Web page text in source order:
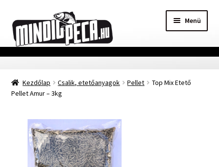
a
navigációhoz
a
tartalomba
Menü
Főoldal
Adatvédelmi nyilatkozat
Szállítási Információ
Kapcsolat
Kezdőlap Csalik, etetőanyagok Pellet
Top Mix Etető
Pellet Amur – 3kg